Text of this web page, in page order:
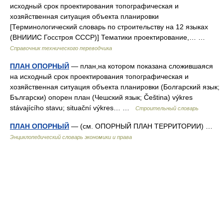
исходный срок проектирования топографическая и
хозяйственная ситуация объекта планировки
[Терминологический словарь по строительству на 12 языках
(ВНИИИС Госстроя СССР)] Тематики проектирование,… …
Справочник технического переводчика
ПЛАН ОПОРНЫЙ — план,на котором показана сложившаяся
на исходный срок проектирования топографическая и
хозяйственная ситуация объекта планировки (Болгарский язык;
Български) опорен план (Чешский язык; Čeština) výkres
stávajícího stavu; situační výkres… …
Строительный словарь
ПЛАН ОПОРНЫЙ — (см. ОПОРНЫЙ ПЛАН ТЕРРИТОРИИ) …
Энциклопедический словарь экономики и права